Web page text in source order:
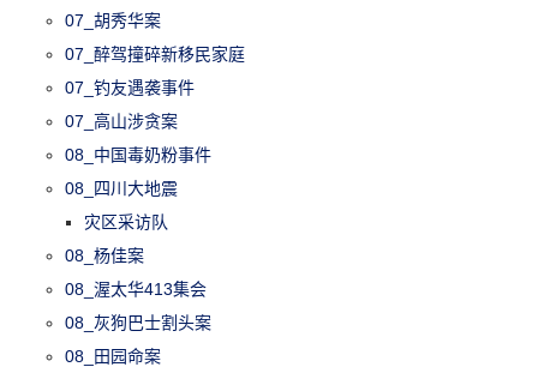
07_胡秀华案
07_醉驾撞碎新移民家庭
07_钓友遇袭事件
07_高山涉贪案
08_中国毒奶粉事件
08_四川大地震
灾区采访队
08_杨佳案
08_渥太华413集会
08_灰狗巴士割头案
08_田园命案